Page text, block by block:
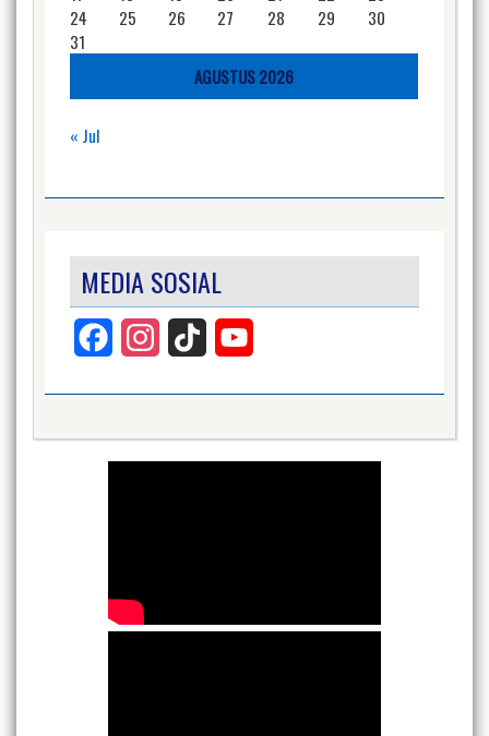
AGUSTUS 2026
24
25 26 27 28 29
30
31
« Jul
MEDIA SOSIAL
Facebook InstagramTikTok